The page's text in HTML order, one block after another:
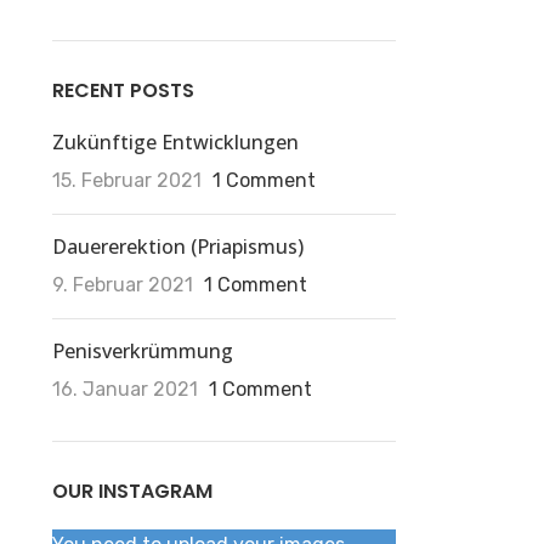
RECENT POSTS
Zukünftige Entwicklungen
15. Februar 2021 1 Comment
Dauererektion (Priapismus)
9. Februar 2021 1 Comment
Penisverkrümmung
16. Januar 2021 1 Comment
OUR INSTAGRAM